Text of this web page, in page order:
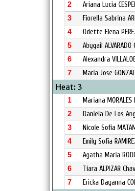
2 Ariana Lucia
3 Fiorella Sabrina
4 Odette Elena
5 Abygail ALVARADO
6 Alexandra
7 Maria Jose
Heat: 3
1 Mariana MORALES
2 Daniela De Los
3 Nicole Sofia
4 Emily Sofia
5 Agatha Maria
6 Tiara ALPIZAR
7 Ericka Dayanna